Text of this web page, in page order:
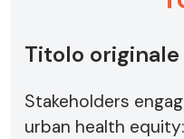
Titolo originale
Stakeholders
urban health